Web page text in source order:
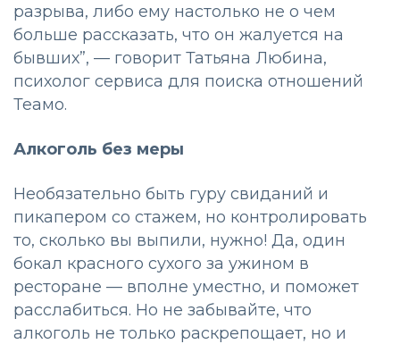
разрыва, либо ему настолько не о чем
больше рассказать, что он жалуется на
бывших”, — говорит Татьяна Любина,
психолог сервиса для поиска отношений
Теамо.
Алкоголь без меры
Необязательно быть гуру свиданий и
пикапером со стажем, но контролировать
то, сколько вы выпили, нужно! Да, один
бокал красного сухого за ужином в
ресторане — вполне уместно, и поможет
расслабиться. Но не забывайте, что
алкоголь не только раскрепощает, но и